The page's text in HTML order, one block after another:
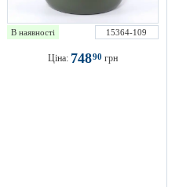
В наявності 15364-109
Ціна: 74890 грн